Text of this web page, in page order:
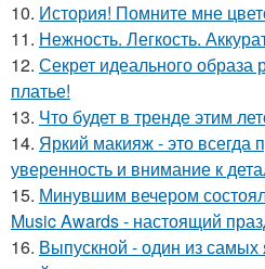
10. История! Помните мне
11. Нежность. Легкость.
12. Секрет идеального образа
платье!
13. Что будет в тренде этим
14. Яркий макияж - это всегда
уверенность и внимание к
15. Минувшим вечером
Music Awards - настоящий
16. Выпускной - один из